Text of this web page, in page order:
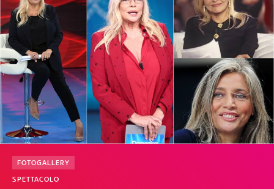
SPETTACOLO
FOTOGALLERY